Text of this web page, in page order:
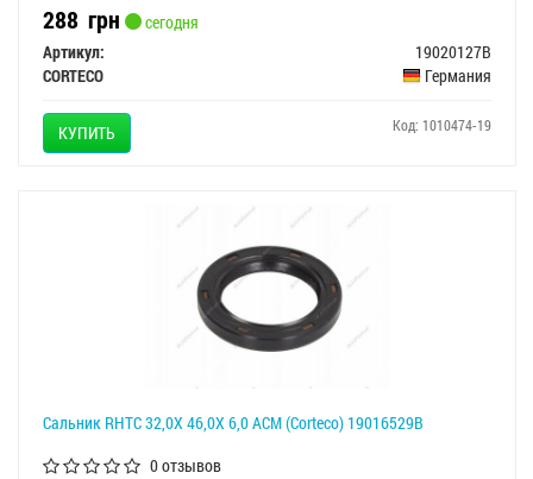
288 грн
сегодня
Артикул:
19020127B
CORTECO
Германия
КУПИТЬ Код: 1010474-19
Сальник RHTC 32,0X 46,0X 6,0 ACM (Corteco) 19016529B
0 отзывов